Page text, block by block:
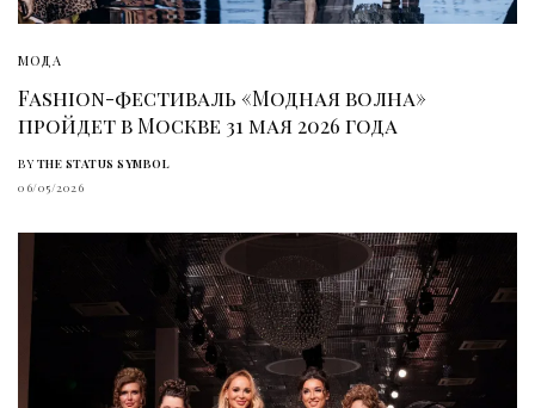
МОДА
Fashion-фестиваль «Модная волна»
пройдет в Москве 31 мая 2026 года
BY THE STATUS SYMBOL
06/05/2026